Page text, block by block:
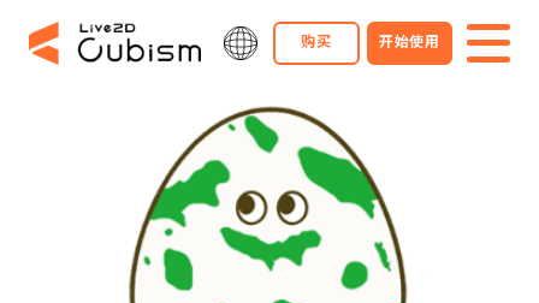
购买 开始使用